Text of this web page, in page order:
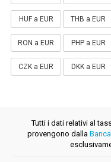
HUF a EUR THB a EUR
RON a EUR PHP a EUR
CZK a EUR DKK a EUR
Tutti i dati relativi al
provengono dalla